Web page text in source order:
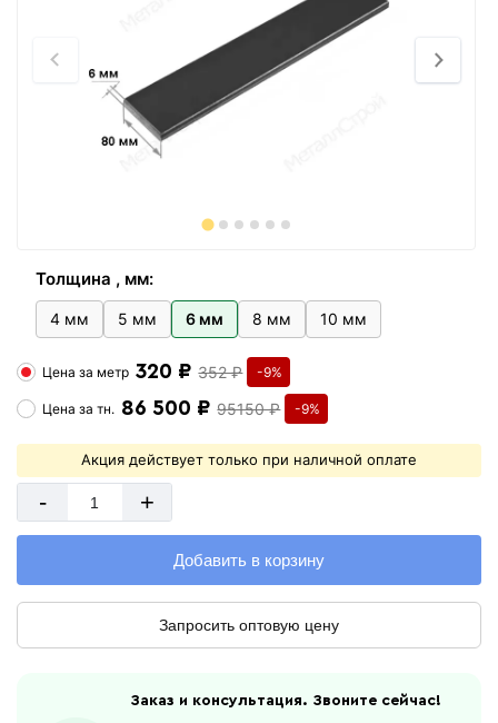
Толщина , мм:
4 мм 5 мм 6 мм 8 мм 10 мм
Цена за метр 320 ₽ 352 ₽ -9%
Цена затн. 86 500 ₽ 95150 ₽ -9%
Акция действует только при наличной оплате
- +
Добавить в корзину
Запросить оптовую цену
Заказ и консультация. Звоните сейчас!